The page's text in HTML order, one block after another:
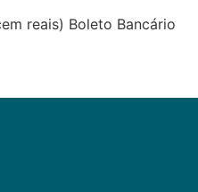
reais) Boleto Bancário